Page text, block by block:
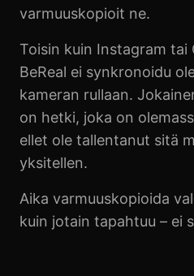
varmuuskopioit ne.
Toisin kuin Instagram tai
BeReal ei synkronoidu
kameran rullaan.
on hetki, joka on
ellet ole tallentanut sitä
yksitellen.
Aika varmuuskopioida
kuin jotain tapahtuu – ei